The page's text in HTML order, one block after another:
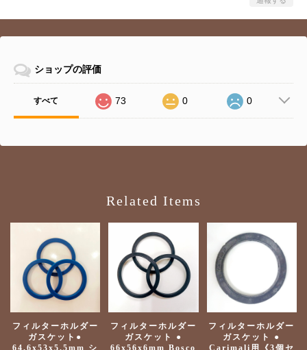
ショップの評価
すべて 73 0 0
Related Items
フィルターホルダー
ガスケット●
フィルターホルダー
ガスケット ●
フィルターホルダー
ガスケット ●